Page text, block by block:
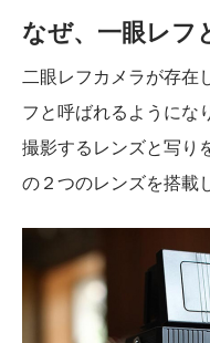
なぜ、一眼レフ
二眼レフカメラが存在
フと呼ばれるようにな
撮影するレンズと写り
の２つのレンズを搭載